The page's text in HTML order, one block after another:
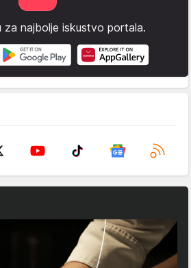
za najbolje iskustvo portala.